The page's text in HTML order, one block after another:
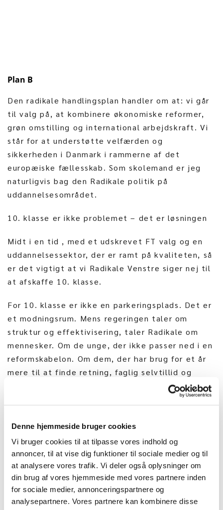
Denne hjemmeside bruger cookies
Vi bruger cookies til at tilpasse vores indhold og
annoncer, til at vise dig funktioner til sociale medier og til
at analysere vores trafik. Vi deler også oplysninger om
din brug af vores hjemmeside med vores partnere inden
for sociale medier, annonceringspartnere og
analysepartnere. Vores partnere kan kombinere disse
Plan B
Den radikale handlingsplan handler om at: vi går
til valg på, at kombinere økonomiske reformer,
grøn omstilling og international arbejdskraft. Vi
står for at understøtte velfærden og
sikkerheden i Danmark i rammerne af det
europæiske fællesskab. Som skolemand er jeg
naturligvis bag den Radikale politik på
uddannelsesområdet.
10. klasse er ikke problemet – det er løsningen
Midt i en tid , med et udskrevet FT valg og en
uddannelsessektor, der er ramt på kvaliteten, så
er det vigtigt at vi Radikale Venstre siger nej til
at afskaffe 10. klasse.
For 10. klasse er ikke en parkeringsplads. Det er
et modningsrum. Mens regeringen taler om
struktur og effektivisering, taler Radikale om
mennesker. Om de unge, der ikke passer ned i en
reformskabelon. Om dem, der har brug for et år
mere til at finde retning, faglig selvtillid og
social tryghed. 10. klasse er for mange unge
Forskellen på at føle sig bagud – og at føle sig